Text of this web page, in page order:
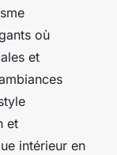
où
et
et
intérieur en